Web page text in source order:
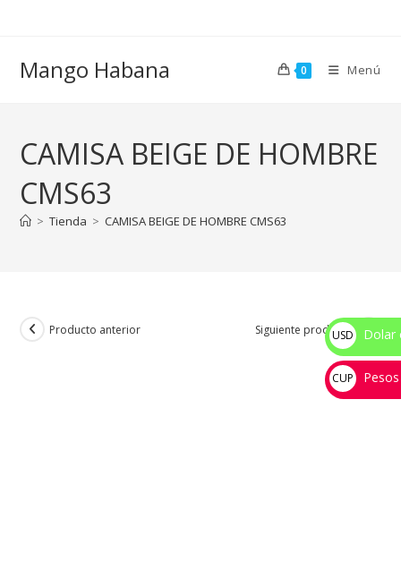
Mango Habana 0 Menú
CAMISA BEIGE DE HOMBRE
CMS63
> Tienda > CAMISA BEIGE DE HOMBRE CMS63
Producto anterior Siguiente producto
USD
$
Dolar
CUP
💰
Pesos